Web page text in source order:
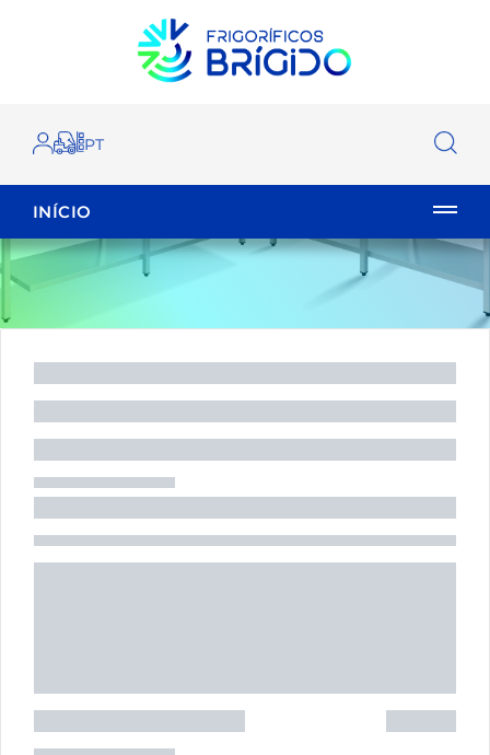
EMPILHADOR
FECHAR
INÍCIO